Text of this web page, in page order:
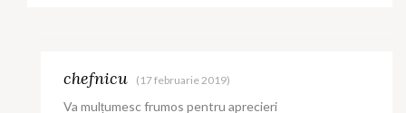
chefnicu (17 februarie 2019)
Va mulțumesc frumos pentru aprecieri